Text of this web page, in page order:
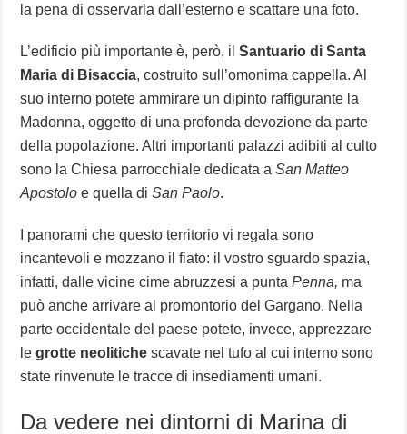
la pena di osservarla dall’esterno e scattare una foto.
L’edificio più importante è, però, ilSantuario di Santa
Maria di Bisaccia, costruito sull’omonima cappella. Al
suo interno potete ammirare un dipinto raffigurante la
Madonna, oggetto di una profonda devozione da parte
della popolazione. Altri importanti palazzi adibiti al culto
sono la Chiesa parrocchiale dedicata aSan Matteo
Apostolo e quella diSan Paolo.
I panorami che questo territorio vi regala sono
incantevoli e mozzano il fiato: il vostro sguardo spazia,
infatti, dalle vicine cime abruzzesi a puntaPenna, ma
può anche arrivare al promontorio del Gargano. Nella
parte occidentale del paese potete, invece, apprezzare
legrotte neolitiche scavate nel tufo al cui interno sono
state rinvenute le tracce di insediamenti umani.
Da vedere nei dintorni di Marina di